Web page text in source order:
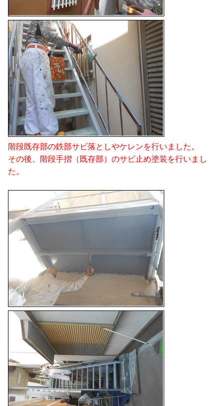
階段既存部の鉄部サビ落としやケレンを行いました。
その後、階段手摺（既存部）のサビ止め塗装を行いまし
た。